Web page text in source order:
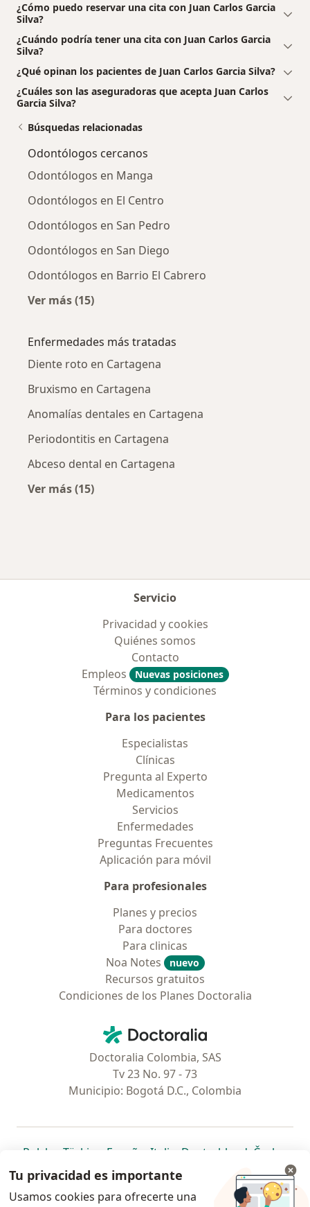
¿Cómo puedo reservar una cita con Juan Carlos Garcia
Silva?
¿Cuándo podría tener una cita con Juan Carlos Garcia
Silva?
¿Qué opinan los pacientes de Juan Carlos Garcia Silva?
¿Cuáles son las aseguradoras que acepta Juan Carlos
Garcia Silva?
Búsquedas relacionadas
Odontólogos cercanos
Odontólogos en Manga
Odontólogos en El Centro
Odontólogos en San Pedro
Odontólogos en San Diego
Odontólogos en Barrio El Cabrero
Ver más (15)
Enfermedades más tratadas
Diente roto en Cartagena
Bruxismo en Cartagena
Anomalías dentales en Cartagena
Periodontitis en Cartagena
Abceso dental en Cartagena
Ver más (15)
Servicio
Privacidad y cookies
Quiénes somos
Contacto
Empleos
Nuevas posiciones
Términos y condiciones
Para los pacientes
Especialistas
Clínicas
Pregunta al Experto
Medicamentos
Servicios
Enfermedades
Preguntas Frecuentes
Aplicación para móvil
Para profesionales
Planes y precios
Para doctores
Para clinicas
Noa Notes
nuevo
Recursos gratuitos
Condiciones de los Planes Doctoralia
Doctoralia - Página de inicio
Doctoralia Colombia, SAS
Tv 23 No. 97 - 73
Municipio: Bogotá D.C., Colombia
Polska se abre en una nueva pestaña
Türkiye se abre en una nueva pestaña
España se abre en una nueva pestaña
Italia se abre en una nueva
Deutschlandse abre en
Česko
Portugal
se abre en una nueva pestaña
México se abre en una nueva pestaña
Chile se abre en una nueva pestaña
Brasil se abre en una nueva
se abre en
se
se abre en una nueva
Tu privacidad es importante
Usamos cookies para ofrecerte una